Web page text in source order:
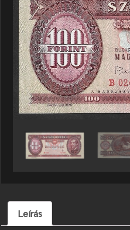
Leírás